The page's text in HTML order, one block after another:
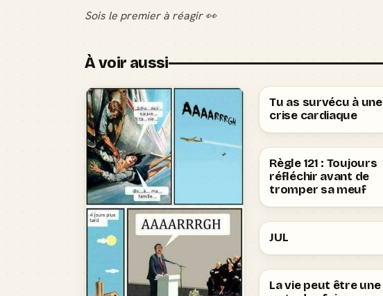
Sois le premier à réagir 👀
À voir aussi
Tu as survécu à une
crise cardiaque
Règle 121 : Toujours
réfléchir avant de
tromper sa meuf
JUL
La vie peut être une